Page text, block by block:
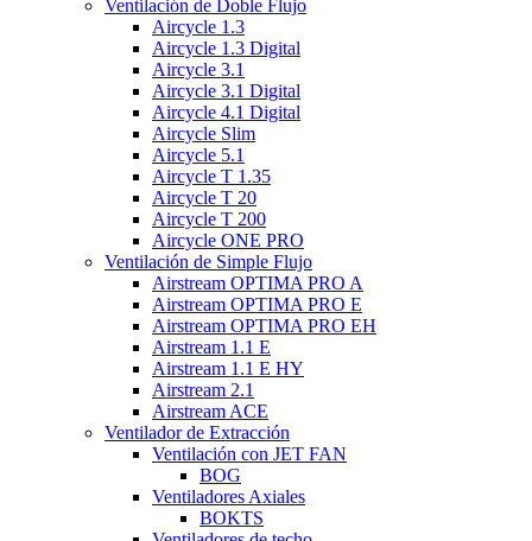
Ventilación de Doble Flujo
Aircycle 1.3
Aircycle 1.3 Digital
Aircycle 3.1
Aircycle 3.1 Digital
Aircycle 4.1 Digital
Aircycle Slim
Aircycle 5.1
Aircycle T 1.35
Aircycle T 20
Aircycle T 200
Aircycle ONE PRO
Ventilación de Simple Flujo
Airstream OPTIMA PRO A
Airstream OPTIMA PRO E
Airstream OPTIMA PRO EH
Airstream 1.1 E
Airstream 1.1 E HY
Airstream 2.1
Airstream ACE
Ventilador de Extracción
Ventilación con JET FAN
BOG
Ventiladores Axiales
BOKTS